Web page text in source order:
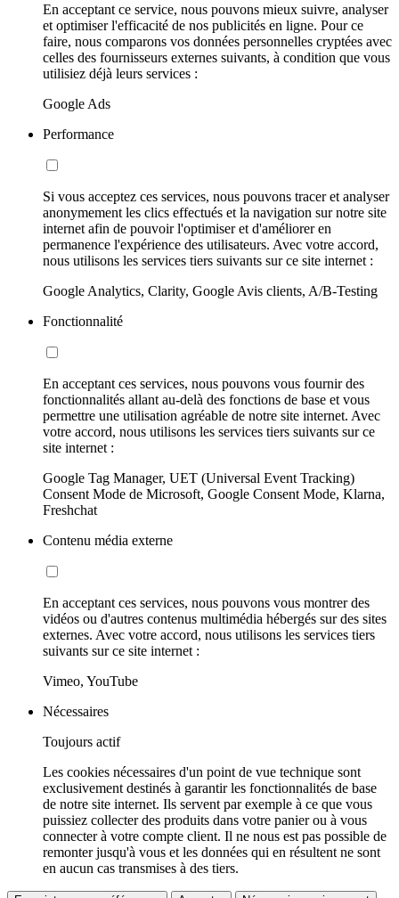
En acceptant ce service, nous pouvons mieux suivre, analyser
et optimiser l'efficacité de nos publicités en ligne. Pour ce
faire, nous comparons vos données personnelles cryptées avec
celles des fournisseurs externes suivants, à condition que vous
utilisiez déjà leurs services :
Google Ads
Performance
Si vous acceptez ces services, nous pouvons tracer et analyser
anonymement les clics effectués et la navigation sur notre site
internet afin de pouvoir l'optimiser et d'améliorer en
permanence l'expérience des utilisateurs. Avec votre accord,
nous utilisons les services tiers suivants sur ce site internet :
Google Analytics, Clarity, Google Avis clients, A/B-Testing
Fonctionnalité
En acceptant ces services, nous pouvons vous fournir des
fonctionnalités allant au-delà des fonctions de base et vous
permettre une utilisation agréable de notre site internet. Avec
votre accord, nous utilisons les services tiers suivants sur ce
site internet :
Google Tag Manager, UET (Universal Event Tracking)
Consent Mode de Microsoft, Google Consent Mode, Klarna,
Freshchat
Contenu média externe
En acceptant ces services, nous pouvons vous montrer des
vidéos ou d'autres contenus multimédia hébergés sur des sites
externes. Avec votre accord, nous utilisons les services tiers
suivants sur ce site internet :
Vimeo, YouTube
Nécessaires
Toujours actif
Les cookies nécessaires d'un point de vue technique sont
exclusivement destinés à garantir les fonctionnalités de base
de notre site internet. Ils servent par exemple à ce que vous
puissiez collecter des produits dans votre panier ou à vous
connecter à votre compte client. Il ne nous est pas possible de
remonter jusqu'à vous et les données qui en résultent ne sont
en aucun cas transmises à des tiers.